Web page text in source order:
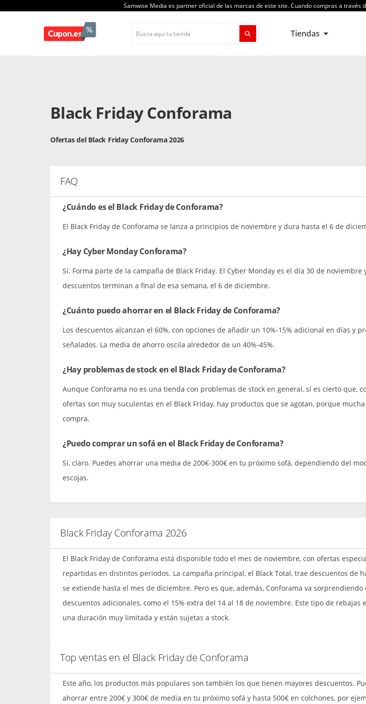
Samwise Media es partner oficial de las marcas de este site. Cuando compras a
Tiendas
Black Friday Conforama
Ofertas del Black Friday Conforama 2026
FAQ
¿Cuándo es el Black Friday de Conforama?
El Black Friday de Conforama se lanza a principios de noviembre y dura hasta el 6 de
¿Hay Cyber Monday Conforama?
Sí. Forma parte de la campaña de Black Friday. El Cyber Monday es el día 30 de noviembre
descuentos terminan a final de esa semana, el 6 de diciembre.
¿Cuánto puedo ahorrar en el Black Friday de Conforama?
Los descuentos alcanzan el 60%, con opciones de añadir un 10%-15% adicional en días y
señalados. La media de ahorro oscila alrededor de un 40%-45%.
¿Hay problemas de stock en el Black Friday de Conforama?
Aunque Conforama no es una tienda con problemas de stock en general, sí es cierto que,
ofertas son muy suculentas en el Black Friday, hay productos que se agotan, porque
compra.
¿Puedo comprar un sofá en el Black Friday de Conforama?
Sí, claro. Puedes ahorrar una media de 200€-300€ en tu próximo sofá, dependiendo del
escojas.
Black Friday Conforama 2026
El Black Friday de Conforama está disponible todo el mes de noviembre, con ofertas
repartidas en distintos periodos. La campaña principal, el Black Total, trae descuentos de
se extiende hasta el mes de diciembre. Pero es que, además, Conforama va sorprendiendo
descuentos adicionales, como el 15% extra del 14 al 18 de noviembre. Este tipo de rebajas
una duración muy limitada y están sujetas a stock.
Top ventas en el Black Friday de Conforama
Este año, los productos más populares son también los que tienen mayores descuentos.
ahorrar entre 200€ y 300€ de media en tu próximo sofá y hasta 500€ en colchones, por